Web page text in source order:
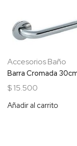
Accesorios Baño
Barra Cromada
$15.500
Añadir al carrito